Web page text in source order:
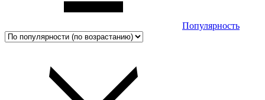
Популярность